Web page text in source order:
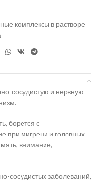
комплексы в растворе
сосудистую и нервную
борется с
при мигрени и головных
внимание,
сосудистых заболеваний,